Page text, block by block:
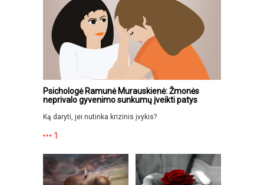
Psichologė Ramunė Murauskienė: Žmonės
neprivalo gyvenimo sunkumų įveikti patys
Ką daryti, jei nutinka krizinis įvykis?
1